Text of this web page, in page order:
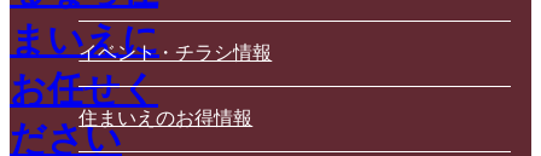
イベント・チラシ情報
住まいえのお得情報